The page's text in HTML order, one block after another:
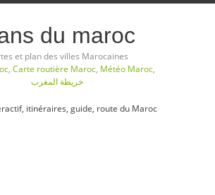
du maroc
et plan des villes Marocaines
, Carte routière Maroc, Météo Maroc,
خريطة المغرب
itinéraires, guide, route du Maroc